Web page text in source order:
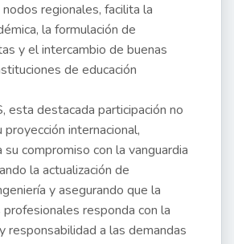
regionales, facilita la
la formulación de
y el intercambio de buenas
de educación
esta destacada participación no
internacional,
compromiso con la vanguardia
la actualización de
y asegurando que la
responda con la
responsabilidad a las demandas